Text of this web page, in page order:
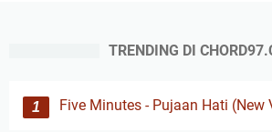
TRENDING DI
Five Minutes - Pujaan Hati (New